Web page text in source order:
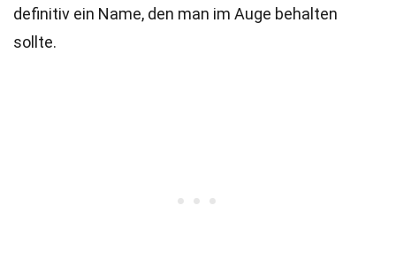
definitiv ein Name, den man im Auge behalten
sollte.